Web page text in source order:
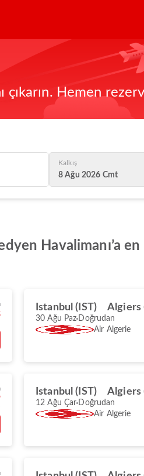
çıkarın. Hemen
Kalkış
8 Ağu 2026 Cmt
Havalimanı’a
Istanbul (IST) Algiers
30 Ağu Paz Doğrudan
Air Algerie
Istanbul (IST) Algiers
12 Ağu Çar Doğrudan
Air Algerie